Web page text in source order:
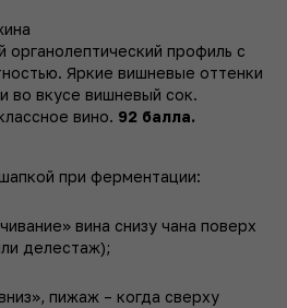
органолептический профиль с
Яркие вишневые оттенки
во вкусе вишневый сок.
вино. 92 балла.
при ферментации:
вина снизу чана поверх
делестаж);
пижаж – когда сверху